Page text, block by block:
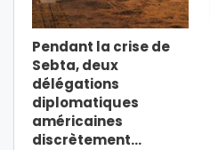
Pendant la crise de
Sebta, deux
délégations
diplomatiques
américaines
discrètement…